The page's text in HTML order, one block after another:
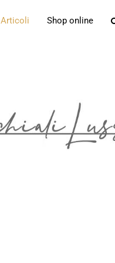
Articoli Shop online